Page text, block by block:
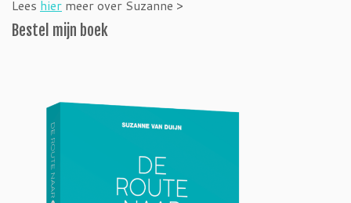
Lees hier meer over Suzanne >
Bestel mijn boek